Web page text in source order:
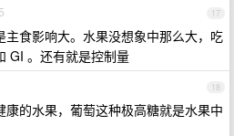
17
主食影响大。水果没想象中那么大，吃
GI 。还有就是控制量
18
的水果，葡萄这种极高糖就是水果中